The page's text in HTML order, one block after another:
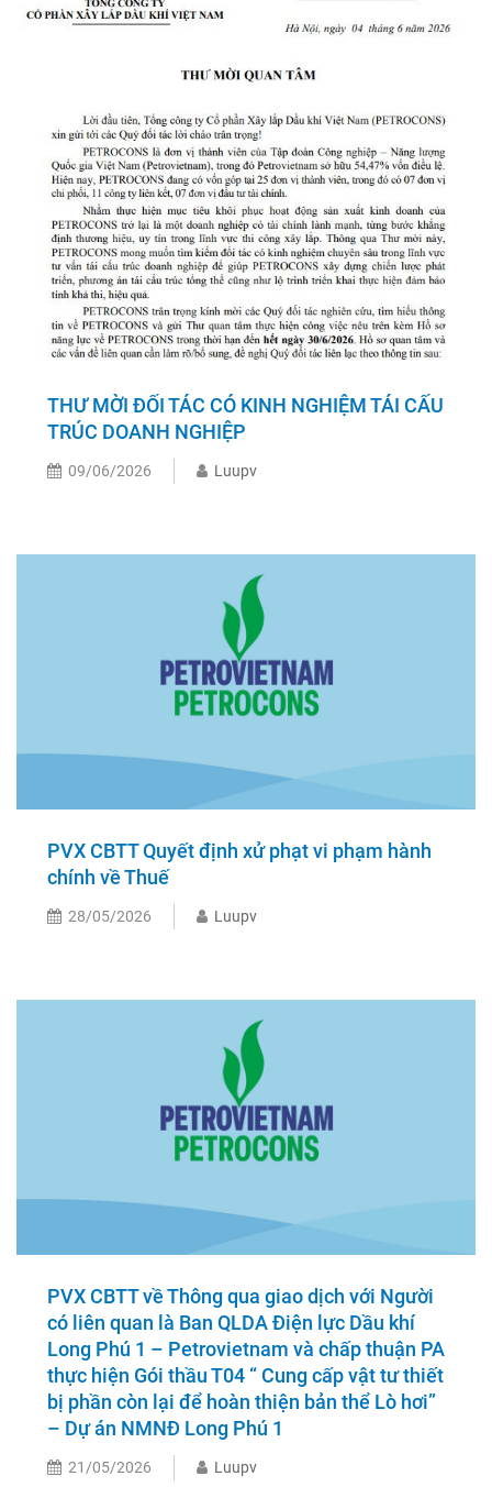
THƯ MỜI ĐỐI TÁC CÓ KINH NGHIỆM TÁI CẤU
TRÚC DOANH NGHIỆP
09/06/2026 Luupv
PVX CBTT Quyết định xử phạt vi phạm hành
chính về Thuế
28/05/2026 Luupv
PVX CBTT về Thông qua giao dịch với Người
có liên quan là Ban QLDA Điện lực Dầu khí
Long Phú 1 – Petrovietnam và chấp thuận PA
thực hiện Gói thầu T04 “ Cung cấp vật tư thiết
bị phần còn lại để hoàn thiện bản thể Lò hơi”
– Dự án NMNĐ Long Phú 1
21/05/2026 Luupv